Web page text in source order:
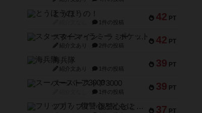
42 PT
とうほうの！
1件の投稿
42 PT
スターマイン・ラミー ポケット
紹介文あり 2件の投稿
39 PT
海兵隊
紹介文あり 1件の投稿
39 PT
スーパーストア3000
1件の投稿
37 PT
フリップ７：復讐心とともに